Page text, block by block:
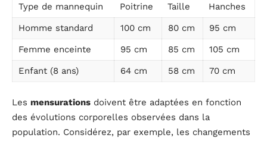
Type de mannequin Poitrine Taille
Hanches
Homme standard
100 cm 80 cm
95 cm
Femme enceinte
95 cm 85 cm
105 cm
Enfant (8 ans)
64 cm 58 cm 70 cm
Les mensurations doivent être adaptées en fonction
des évolutions corporelles observées dans la
population. Considérez, par exemple, les changements